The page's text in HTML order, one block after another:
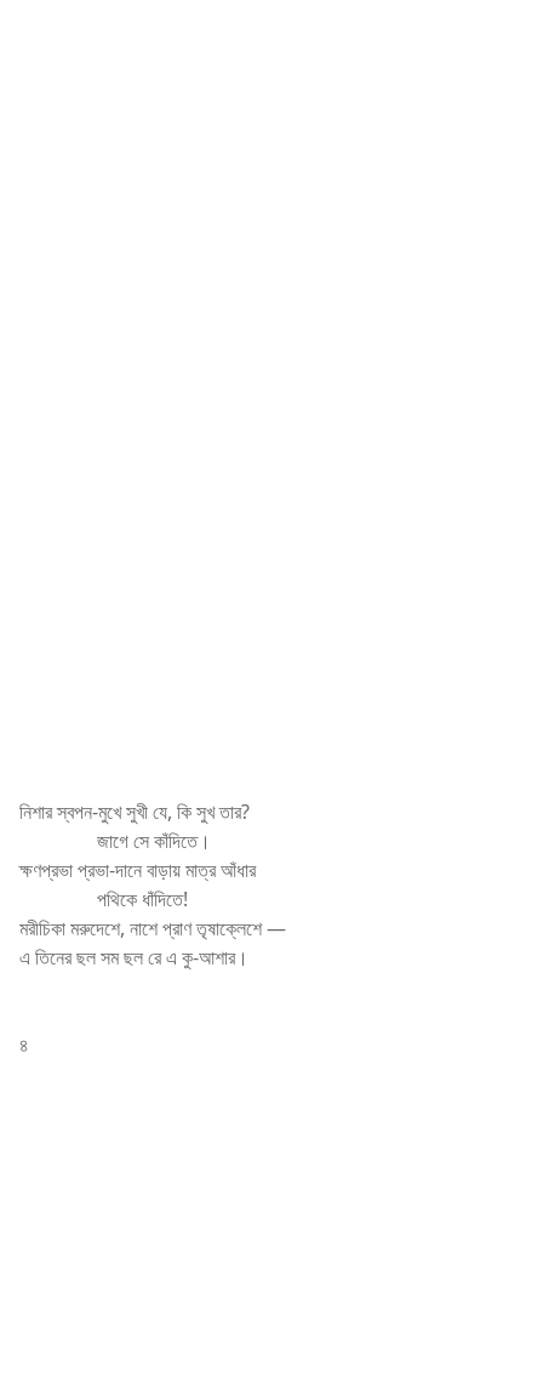
নিশার স্বপন-মুখে সুখী যে, কি সুখ তার?
জাগে সে কাঁদিতে।
ক্ষণপ্রভা প্রভা-দানে বাড়ায় মাত্র আঁধার
পথিকে ধাঁদিতে!
মরীচিকা মরুদেশে, নাশে প্রাণ তৃষাক্লেশে —
এ তিনের ছল সম ছল রে এ কু-আশার।
৪